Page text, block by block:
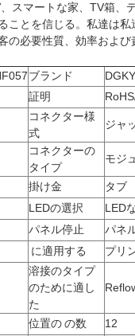
スマートな家、TV箱、
ことを信じる。私達は
の必要性質、効率および
ブランド
証明
コネクター様
式
ジャ
コネクターの
タイプ
モジ
掛け金
タブ
LEDの選択
LED
パネル停止
パネ
に適用する プリ
溶接のタイプ
のために適し
た
位置の の数 12